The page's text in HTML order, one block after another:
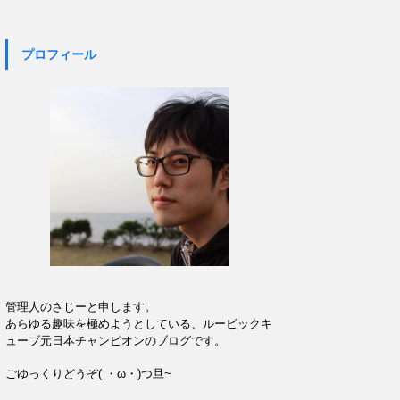
プロフィール
管理人のさじーと申します。
あらゆる趣味を極めようとしている、ルービックキ
ューブ元日本チャンピオンのブログです。
ごゆっくりどうぞ( ・ω・)つ旦~